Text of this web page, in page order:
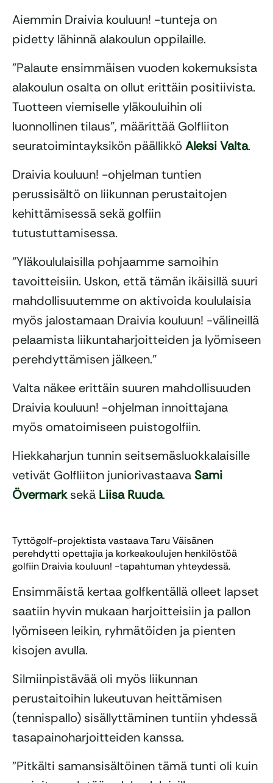
Aiemmin Draivia kouluun! -tunteja on
pidetty lähinnä alakoulun oppilaille.
”Palaute ensimmäisen vuoden kokemuksista
alakoulun osalta on ollut erittäin positiivista.
Tuotteen viemiselle yläkouluihin oli
luonnollinen tilaus”, määrittää Golfliiton
seuratoimintayksikön päällikkö Aleksi Valta.
Draivia kouluun! -ohjelman tuntien
perussisältö on liikunnan perustaitojen
kehittämisessä sekä golfiin
tutustuttamisessa.
”Yläkoululaisilla pohjaamme samoihin
tavoitteisiin. Uskon, että tämän ikäisillä suuri
mahdollisuutemme on aktivoida koululaisia
myös jalostamaan Draivia kouluun! -välineillä
pelaamista liikuntaharjoitteiden ja lyömiseen
perehdyttämisen jälkeen.”
Valta näkee erittäin suuren mahdollisuuden
Draivia kouluun! -ohjelman innoittajana
myös omatoimiseen puistogolfiin.
Hiekkaharjun tunnin seitsemäsluokkalaisille
vetivät Golfliiton juniorivastaava Sami
Övermarksekä Liisa Ruuda.
Tyttögolf-projektista vastaava Taru Väisänen
perehdytti opettajia ja korkeakoulujen henkilöstöä
golfiin Draivia kouluun! -tapahtuman yhteydessä.
Ensimmäistä kertaa golfkentällä olleet lapset
saatiin hyvin mukaan harjoitteisiin ja pallon
lyömiseen leikin, ryhmätöiden ja pienten
kisojen avulla.
Silmiinpistävää oli myös liikunnan
perustaitoihin lukeutuvan heittämisen
(tennispallo) sisällyttäminen tuntiin yhdessä
tasapainoharjoitteiden kanssa.
”Pitkälti samansisältöinen tämä tunti oli kuin